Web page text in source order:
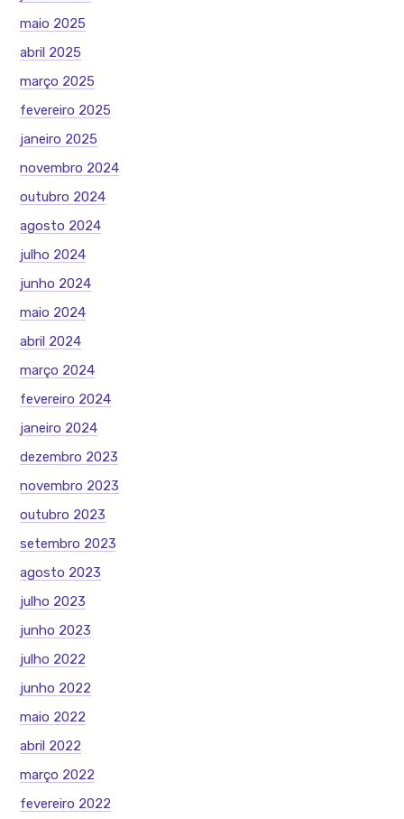
maio 2025
abril 2025
março 2025
fevereiro 2025
janeiro 2025
novembro 2024
outubro 2024
agosto 2024
julho 2024
junho 2024
maio 2024
abril 2024
março 2024
fevereiro 2024
janeiro 2024
dezembro 2023
novembro 2023
outubro 2023
setembro 2023
agosto 2023
julho 2023
junho 2023
julho 2022
junho 2022
maio 2022
abril 2022
março 2022
fevereiro 2022